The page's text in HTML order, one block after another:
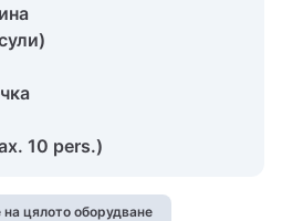
10 pers.)
цялото оборудване